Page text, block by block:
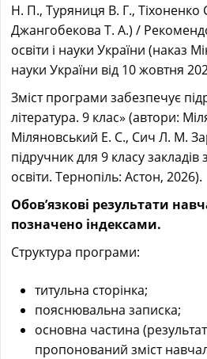
Н. П., Туряниця В. Г., Тіхоненко
Джангобекова Т. А.) /
освіти і науки України (наказ
науки України від 10 жовтня
Зміст програми забезпечує
література. 9 клас» (автори:
Міляновський Е. С., Сич Л. М.
підручник для 9 класу закладів
освіти. Тернопіль: Астон, 2026).
Обов’язкові результати
позначено індексами.
Структура програми:
титульна сторінка;
пояснювальна записка;
основна частина
пропонований зміст